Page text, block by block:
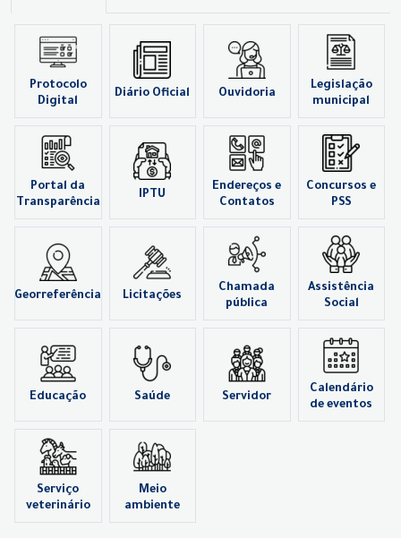
Protocolo
Digital
Diário Oficial Ouvidoria
Legislação
municipal
Portal da
Transparência
IPTU
Endereços e
Contatos
Concursos e
PSS
Georreferência Licitações
Chamada
pública
Assistência
Social
Educação Saúde Servidor
Calendário
de eventos
Serviço
veterinário
Meio
ambiente